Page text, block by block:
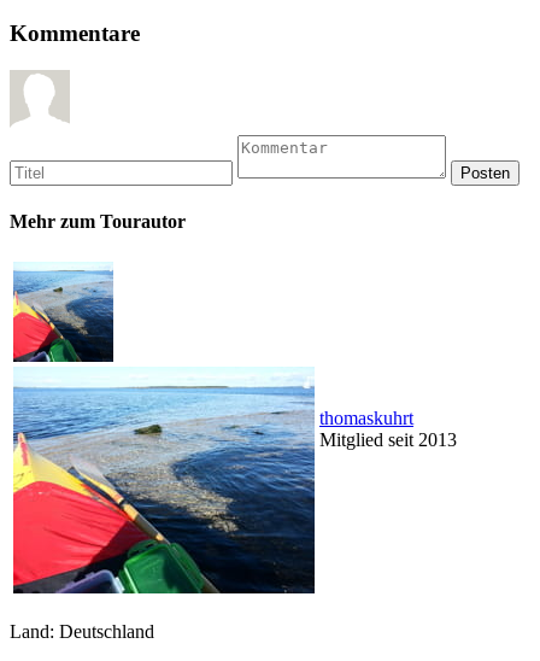
Kommentare
Mehr zum Tourautor
thomaskuhrt
Mitglied seit 2013
Land: Deutschland